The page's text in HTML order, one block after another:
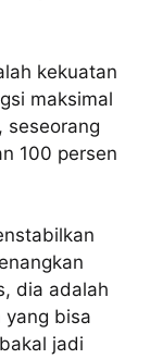
kekuatan
maksimal
seseorang
100 persen
dia adalah
yang bisa
jadi